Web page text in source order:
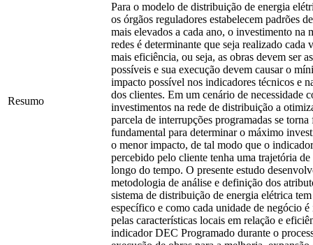
Resumo
Para o modelo de distribuição de energia
os órgãos reguladores estabelecem padrões
mais elevados a cada ano, o investimento na
redes é determinante que seja realizado cada
mais eficiência, ou seja, as obras devem ser
possíveis e sua execução devem causar o
impacto possível nos indicadores técnicos e
dos clientes. Em um cenário de necessidade
investimentos na rede de distribuição a
parcela de interrupções programadas se torna
fundamental para determinar o máximo
o menor impacto, de tal modo que o
percebido pelo cliente tenha uma trajetória de
longo do tempo. O presente estudo
metodologia de análise e definição dos
sistema de distribuição de energia elétrica
específico e como cada unidade de negócio é
pelas características locais em relação e
indicador DEC Programado durante o